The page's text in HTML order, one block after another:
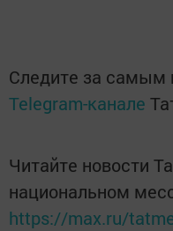
Следите за
Telegram-канале
Читайте новости
национальном
https://max.ru/